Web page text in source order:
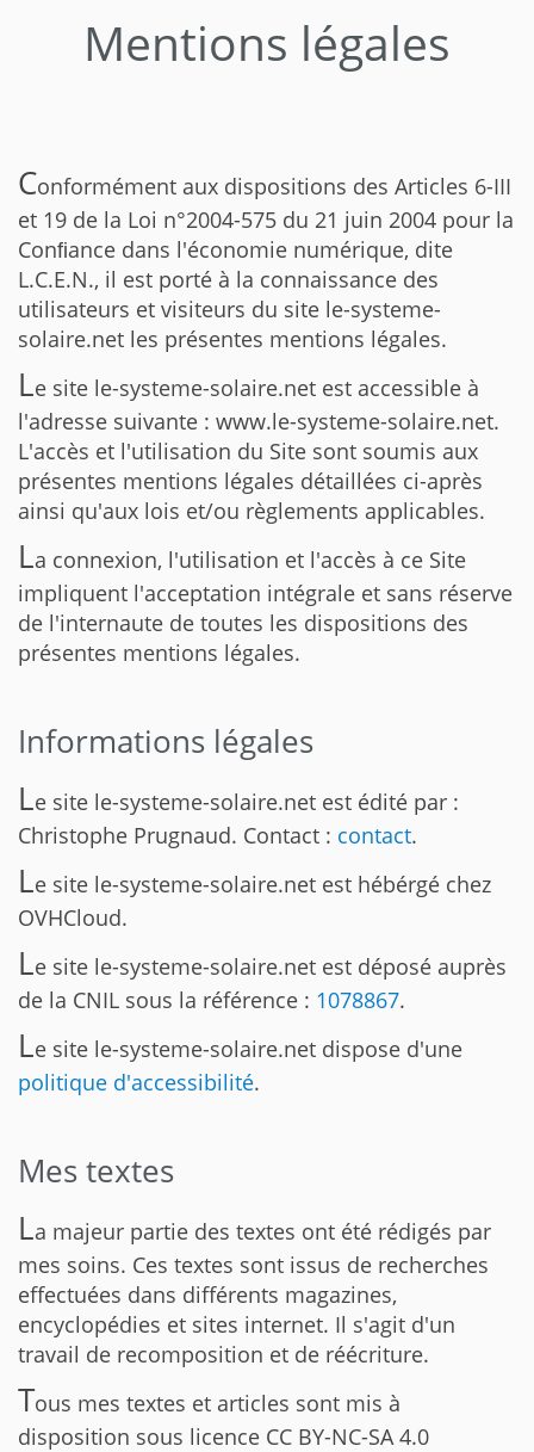
Mentions légales
Conformément aux dispositions des Articles 6-III
et 19 de la Loi n°2004-575 du 21 juin 2004 pour la
Conﬁance dans l'économie numérique, dite
L.C.E.N., il est porté à la connaissance des
utilisateurs et visiteurs du site le-systeme-
solaire.net les présentes mentions légales.
Le site le-systeme-solaire.net est accessible à
l'adresse suivante : www.le-systeme-solaire.net.
L'accès et l'utilisation du Site sont soumis aux
présentes mentions légales détaillées ci-après
ainsi qu'aux lois et/ou règlements applicables.
La connexion, l'utilisation et l'accès à ce Site
impliquent l'acceptation intégrale et sans réserve
de l'internaute de toutes les dispositions des
présentes mentions légales.
Informations légales
Le site le-systeme-solaire.net est édité par :
Christophe Prugnaud. Contact : contact.
Le site le-systeme-solaire.net est hébérgé chez
OVHCloud.
Le site le-systeme-solaire.net est déposé auprès
de la CNIL sous la référence : 1078867.
Le site le-systeme-solaire.net dispose d'une
politique d'accessibilité.
Mes textes
La majeur partie des textes ont été rédigés par
mes soins. Ces textes sont issus de recherches
effectuées dans différents magazines,
encyclopédies et sites internet. Il s'agit d'un
travail de recomposition et de réécriture.
Tous mes textes et articles sont mis à
disposition sous licence CC BY-NC-SA 4.0